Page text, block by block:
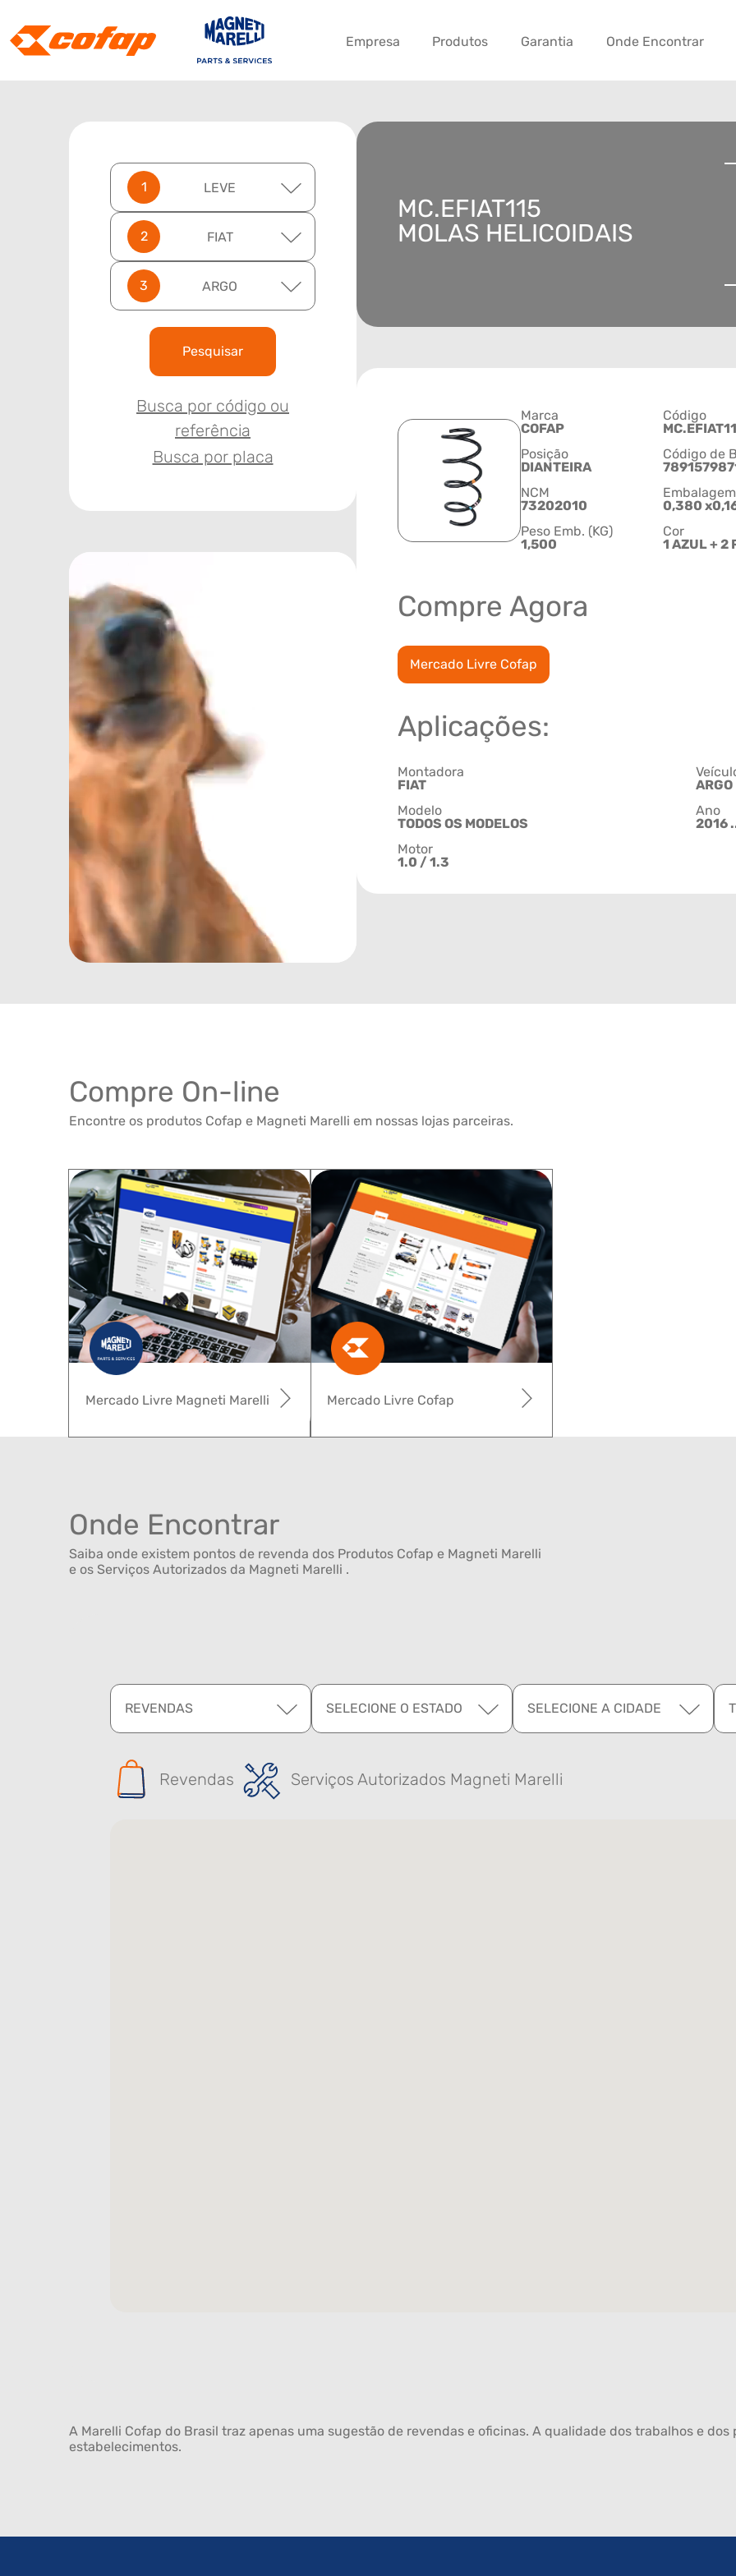
Empresa Produtos Garantia Onde Encontrar
LEVE
FIAT
ARGO
Pesquisar
Busca por código ou
referência
Busca por placa
MC.EFIAT115
MOLAS HELICOIDAIS
Marca
COFAP
Código
Posição
DIANTEIRA
Código de
NCM
73202010
0,380
Peso Emb. (KG)
1,500
Cor
1 AZUL + 2
Compre Agora
Mercado Livre Cofap
Aplicações:
Montadora
FIAT
ARGO
Modelo
TODOS OS MODELOS
Ano
2016
Motor
1.0 / 1.3
Compre On-line
Encontre os produtos Cofap e Magneti Marelli em nossas lojas parceiras.
Mercado Livre Cofap
Mercado Livre Magneti Marelli
Onde Encontrar
Saiba onde existem pontos de revenda dos Produtos Cofap e Magneti Marelli
e os Serviços Autorizados da Magneti Marelli .
REVENDAS SELECIONE O ESTADO SELECIONE A CIDADE
Revendas Serviços Autorizados Magneti Marelli
A Marelli Cofap do Brasil traz apenas uma sugestão de revendas e oficinas. A qualidade dos trabalhos e
estabelecimentos.